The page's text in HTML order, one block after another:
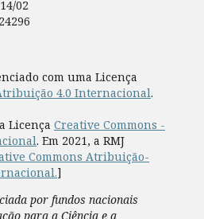
02
com uma Licença
4.0 Internacional.
Licença Creative Commons -
. Em 2021, a RMJ
Commons Atribuição-
]
por fundos nacionais
para a Ciência e a